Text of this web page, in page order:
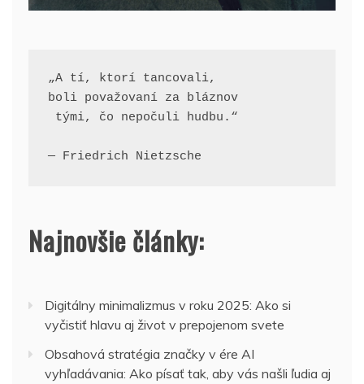
„A tí, ktorí tancovali,
boli považovaní za bláznov
tými, čo nepočuli hudbu.“
— Friedrich Nietzsche
Najnovšie články:
Digitálny minimalizmus v roku 2025: Ako si
vyčistiť hlavu aj život v prepojenom svete
Obsahová stratégia značky v ére AI
vyhľadávania: Ako písať tak, aby vás našli ľudia aj